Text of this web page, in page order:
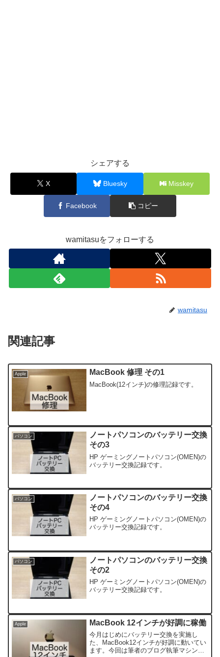
シェアする
X Bluesky Misskey
Facebook コピー
wamitasuをフォローする
wamitasu
関連記事
Apple MacBook 修理 その1
MacBook(12インチ)の修理記録です。
パソコン
ノートパソコンのバッテリー交換
その3
HP ゲーミングノートパソコン(OMEN)の
バッテリー交換記録です。
パソコン
ノートパソコンのバッテリー交換
その4
HP ゲーミングノートパソコン(OMEN)の
バッテリー交換記録です。
パソコン
ノートパソコンのバッテリー交換
その2
HP ゲーミングノートパソコン(OMEN)の
バッテリー交換記録です。
Apple MacBook 12インチが好調に稼働
今月はじめにバッテリー交換を実施し
た、MacBook12インチが好調に動いてい
ます。今回は筆者のブログ執筆マシンと